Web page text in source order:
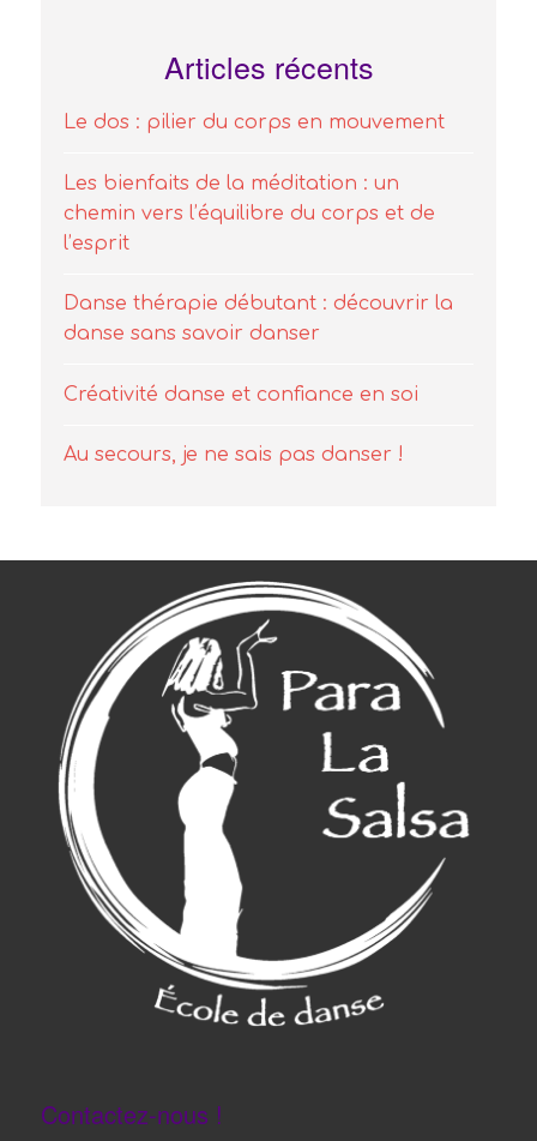
Les bienfaits de la méditation : un
l’esprit
Danse thérapie débutant : découvrir la
danse sans savoir danser
Au secours, je ne sais pas danser !
Contactez-nous !
Mail: paralasalsa@gmail.com